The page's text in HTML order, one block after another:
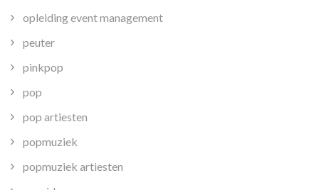
opleiding event management
peuter
pinkpop
pop
pop artiesten
popmuziek
popmuziek artiesten